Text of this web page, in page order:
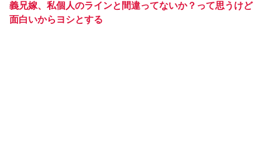
義兄嫁、私個人のラインと間違ってないか？って思うけど
面白いからヨシとする